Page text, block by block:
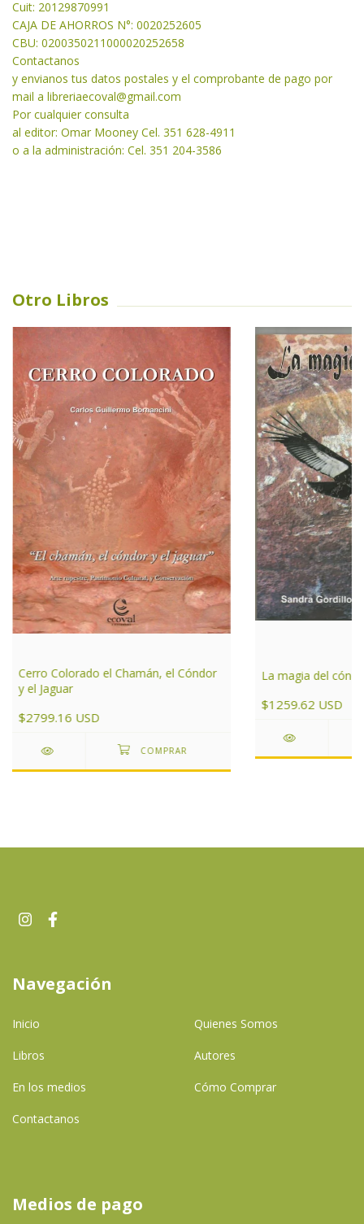
Cuit: 20129870991
CAJA DE AHORROS N°: 0020252605
CBU: 0200350211000020252658
Contactanos
y envianos tus datos postales y el comprobante de pago por
mail a libreriaecoval@gmail.com
Por cualquier consulta
al editor: Omar Mooney Cel. 351 628-4911
o a la administración: Cel. 351 204-3586
Otro Libros
Cerro Colorado el Chamán, el Cóndor
y el Jaguar
$2799.16 USD
La magia del
$1259.62 USD
Navegación
Inicio Quienes Somos
Libros Autores
En los medios Cómo Comprar
Contactanos
Medios de pago